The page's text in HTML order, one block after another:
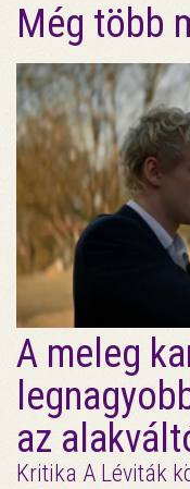
Még több
A meleg
az
Kritika A Léviták